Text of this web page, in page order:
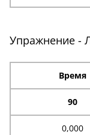
Упражнение -
Время
90
0,000